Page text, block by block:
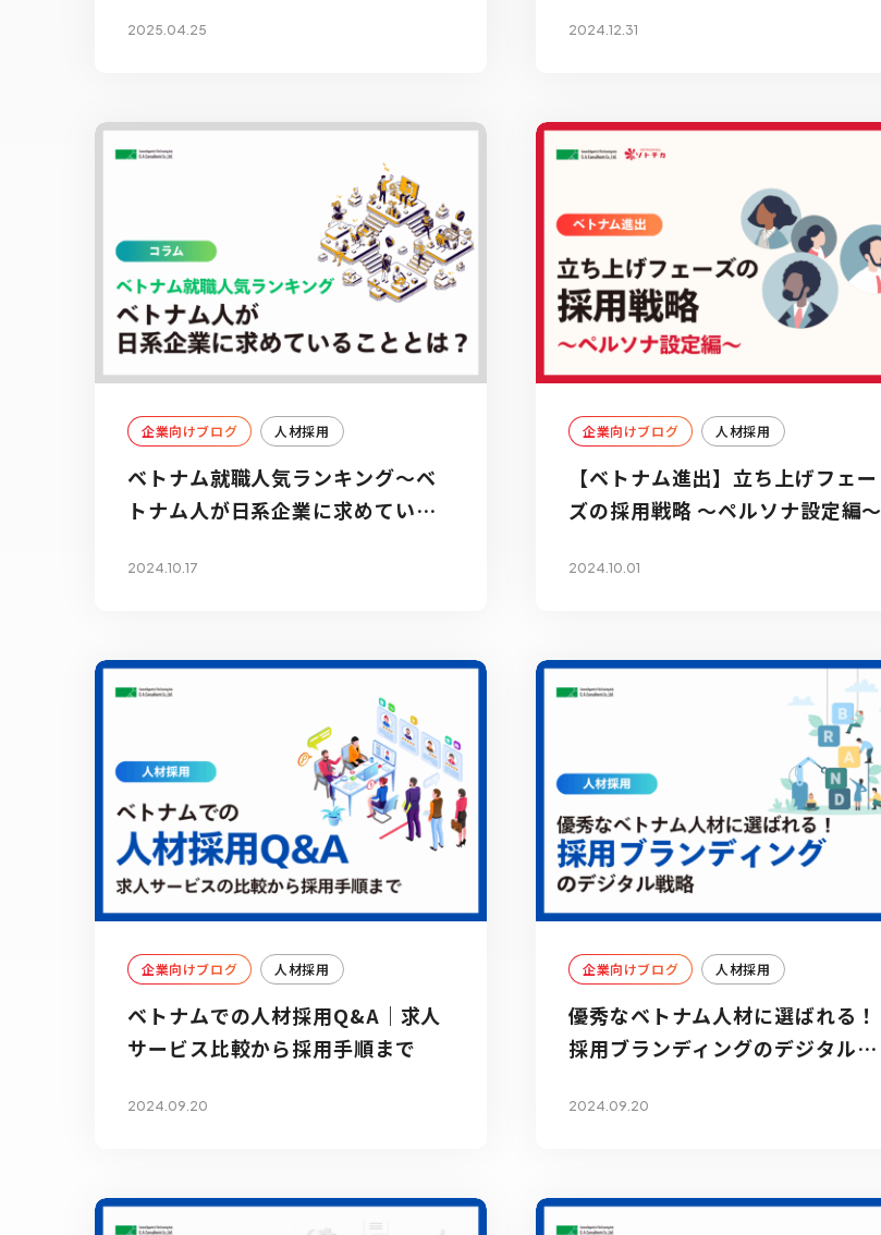
2025.04.25 2024.12.31
企業向けブログ 人材採用
ベトナム就職人気ランキング～ベ
トナム人が日系企業に求めている
2024.10.17
企業向けブログ 人材採用
【ベトナム進出】立ち上げフェー
ズの採用戦略 ～ペルソナ設定編～
2024.10.01
企業向けブログ 人材採用
ベトナムでの人材採用Q&A｜求人
サービス比較から採用手順まで
2024.09.20
企業向けブログ 人材採用
優秀なベトナム人材に選ばれる！
採用ブランディングのデジタル戦
2024.09.20